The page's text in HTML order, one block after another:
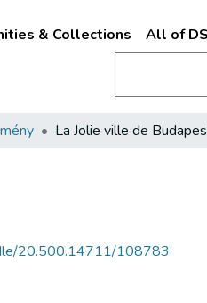
& Collections All of
La Jolie ville de
20.500.14711/108783